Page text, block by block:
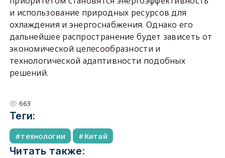
и использование природных ресурсов для
охлаждения и энергоснабжения. Однако его
дальнейшее распространение будет зависеть от
экономической целесообразности и
технологической адаптивности подобных
решений.
663
Теги:
технологии Китай
Читать также: